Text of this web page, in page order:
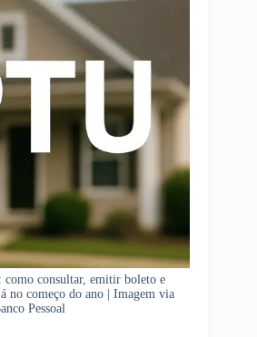
consultar, emitir boleto e
no começo do ano | Imagem via
Pessoal